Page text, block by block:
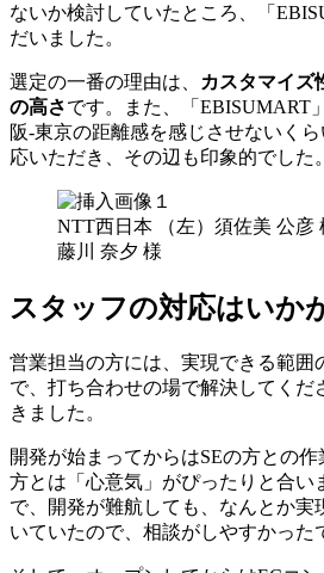
ないか検討していたところ、「
だいました。
選定の一番の理由は、
カスタマイズ
の高さです。また、「EBISUMART
阪-東京の距離感を感じさせないく
応いただき、その辺も印象的でした
NTT西日本 （左）須佐美 公彦
藤川 奈夕 様
スタッフの対応はいか
営業担当の方には、実現できる範囲
で、打ち合わせの場で解決してくだ
きました。
開発が始まってからはSEの方との
方とは「心意気」がぴったりと合い
で、開発が難航しても、なんとか実
いていたので、相談がしやすかった